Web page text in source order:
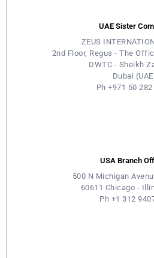
UAE Sister
ZEUS
2nd Floor, Regus - The
DWTC - Sheikh
Dubai
Ph +971 50
USA Branch
500 N Michigan
60611 Chicago -
Ph +1 312